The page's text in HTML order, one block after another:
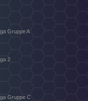
Gruppe A
2
Gruppe C